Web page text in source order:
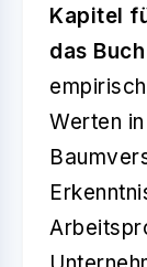
Kapitel
das Buch
Werten